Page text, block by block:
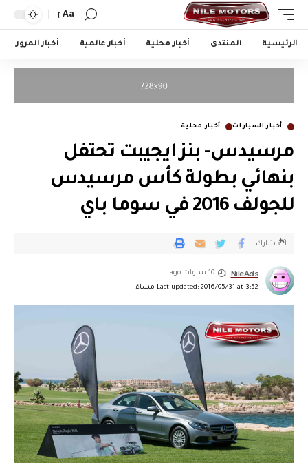
Aa
الرئيسية المنتدى أخبار محلية أخبار عالمية أخبار المرور
أخبار السيارات أخبار محلية
مرسيدس- بنز ايجيبت تحتفل
بنهائي بطولة كأس مرسيدس
للجولف 2016 في سوما باي
Last updated: 2016/05/31 at 3:52 مساءً
NileAds 10 سنوات ago
شارك